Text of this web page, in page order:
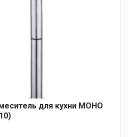
для кухни МОНО